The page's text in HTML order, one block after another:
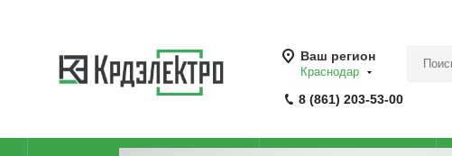
Ваш регион
Краснодар
8 (861) 203-53-00